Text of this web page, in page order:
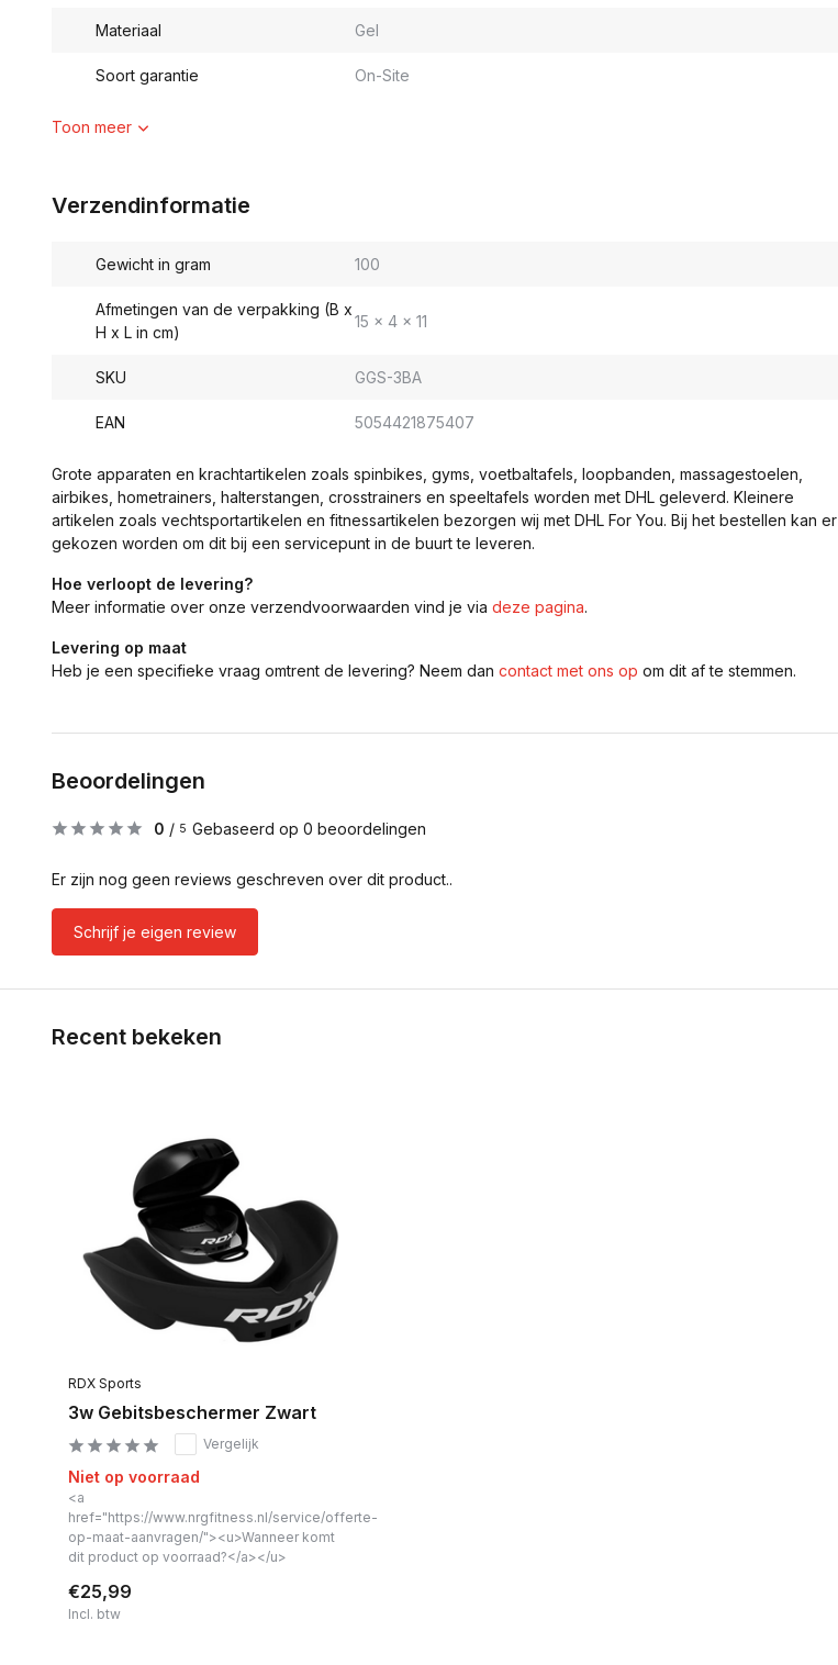
Materiaal Gel
Soort garantie On-Site
Toon meer
Verzendinformatie
Gewicht in gram 100
Afmetingen van de verpakking (B x
H x L in cm)
15 x 4 x 11
SKU GGS-3BA
EAN 5054421875407
Grote apparaten en krachtartikelen zoals spinbikes, gyms, voetbaltafels, loopbanden, massagestoelen,
airbikes, hometrainers, halterstangen, crosstrainers en speeltafels worden met DHL geleverd. Kleinere
artikelen zoals vechtsportartikelen en fitnessartikelen bezorgen wij met DHL For You. Bij het bestellen kan er
gekozen worden om dit bij een servicepunt in de buurt te leveren.
Hoe verloopt de levering?
Meer informatie over onze verzendvoorwaarden vind je via deze pagina.
Levering op maat
Heb je een specifieke vraag omtrent de levering? Neem dan contact met ons op om dit af te stemmen.
Beoordelingen
0 / 5 Gebaseerd op 0 beoordelingen
Er zijn nog geen reviews geschreven over dit product..
Schrijf je eigen review
Recent bekeken
RDX Sports
3w Gebitsbeschermer Zwart
Vergelijk
Niet op voorraad
<a
href="https://www.nrgfitness.nl/service/offerte-
op-maat-aanvragen/"><u>Wanneer komt
dit product op voorraad?</a></u>
€25,99
Incl. btw